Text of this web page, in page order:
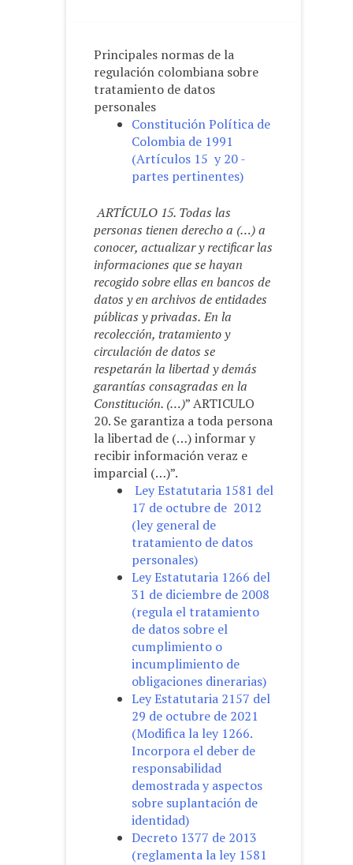
Principales normas de la
regulación colombiana sobre
tratamiento de datos
personales
Constitución Política de
Colombia de 1991
(Artículos 15 y 20 -
partes pertinentes)
ARTÍCULO 15. Todas las
personas tienen derecho a (…) a
conocer, actualizar y rectificar las
informaciones que se hayan
recogido sobre ellas en bancos de
datos y en archivos de entidades
públicas y privadas. En la
recolección, tratamiento y
circulación de datos se
respetarán la libertad y demás
garantías consagradas en la
Constitución. (…)” ARTICULO
20. Se garantiza a toda persona
la libertad de (…) informar y
recibir información veraz e
imparcial (…)”.
Ley Estatutaria 1581 del
17 de octubre de 2012
(ley general de
tratamiento de datos
personales)
Ley Estatutaria 1266 del
31 de diciembre de 2008
(regula el tratamiento
de datos sobre el
cumplimiento o
incumplimiento de
obligaciones dinerarias)
Ley Estatutaria 2157 del
29 de octubre de 2021
(Modifica la ley 1266.
Incorpora el deber de
responsabilidad
demostrada y aspectos
sobre suplantación de
identidad)
Decreto 1377 de 2013
(reglamenta la ley 1581